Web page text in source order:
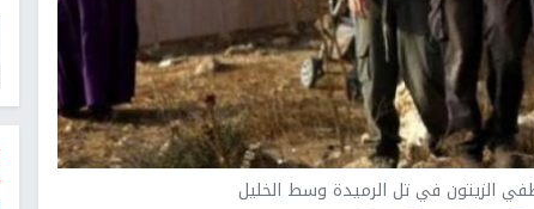
الزيتون في تل الرميدة وسط الخليل